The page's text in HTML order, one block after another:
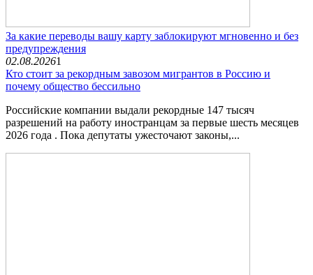
За какие переводы вашу карту заблокируют мгновенно и без
предупреждения
02.08.20261
Кто стоит за рекордным завозом мигрантов в Россию и
почему общество бессильно
Российские компании выдали рекордные 147 тысяч
разрешений на работу иностранцам за первые шесть месяцев
2026 года . Пока депутаты ужесточают законы,...